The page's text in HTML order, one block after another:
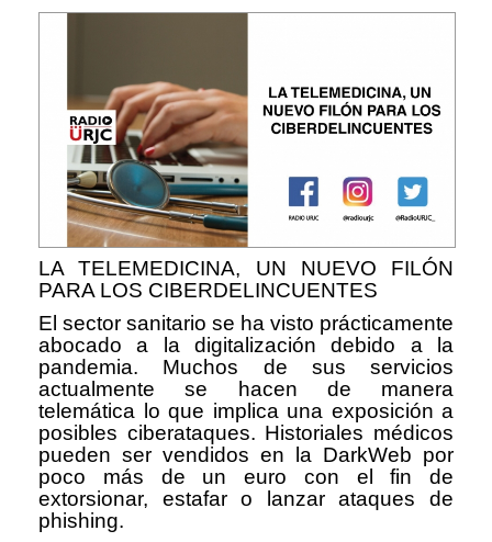
LA TELEMEDICINA, UN NUEVO FILÓN
PARA LOS CIBERDELINCUENTES
El sector sanitario se ha visto prácticamente
abocado a la digitalización debido a la
pandemia. Muchos de sus servicios
actualmente se hacen de manera
telemática lo que implica una exposición a
posibles ciberataques. Historiales médicos
pueden ser vendidos en la DarkWeb por
poco más de un euro con el fin de
extorsionar, estafar o lanzar ataques de
phishing.